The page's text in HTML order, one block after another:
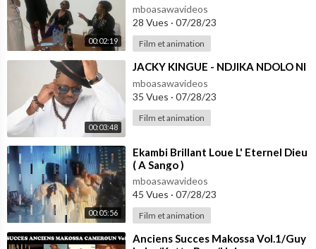
00:02:19
mboasawavideos
28 Vues · 07/28/23
Film et animation
00:03:48
⁣JACKY KINGUE - NDJIKA NDOLO NI
mboasawavideos
35 Vues · 07/28/23
Film et animation
00:05:56
⁣Ekambi Brillant Loue L' Eternel Dieu
( A Sango )
mboasawavideos
45 Vues · 07/28/23
Film et animation
⁣Anciens Succes Makossa Vol.1/Guy